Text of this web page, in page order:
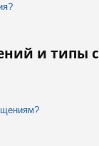
и типы